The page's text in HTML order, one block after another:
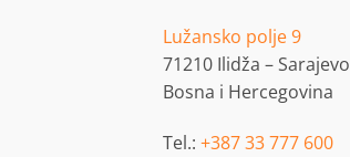
Lužansko polje 9
71210 Ilidža – Sarajevo
Bosna i Hercegovina
Tel.: +387 33 777 600